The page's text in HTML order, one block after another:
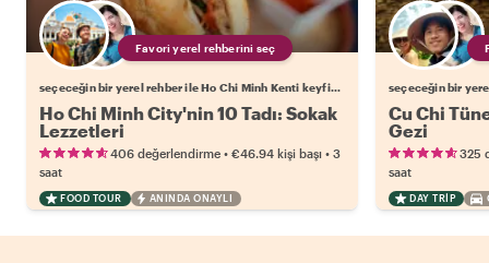
Favori yerel rehberini seç
seçeceğin bir yerel rehber ile Ho Chi Minh Kenti keyfini çıkar
Ho Chi Minh City'nin 10 Tadı: Sokak
Lezzetleri
406 değerlendirme • €46.94 kişi başı • 3
saat
FOOD TOUR ANINDA ONAYLI
Cu Chi
Gezi
325
saat
DAY TRIP